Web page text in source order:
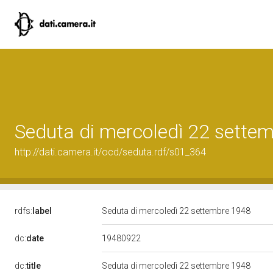
Seduta di mercoledì 22
http://dati.camera.it/ocd/seduta.rdf/s01_364
rdfs: label Seduta di mercoledì 22 settembre 1948
dc:date 19480922
dc:title Seduta di mercoledì 22 settembre 1948